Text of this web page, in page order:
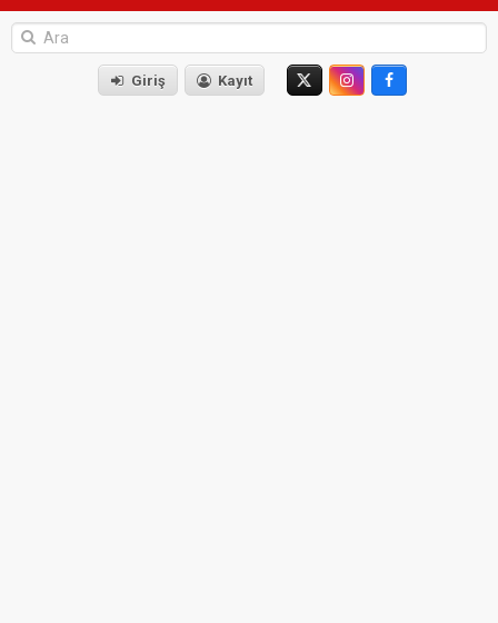
Giriş Kayıt